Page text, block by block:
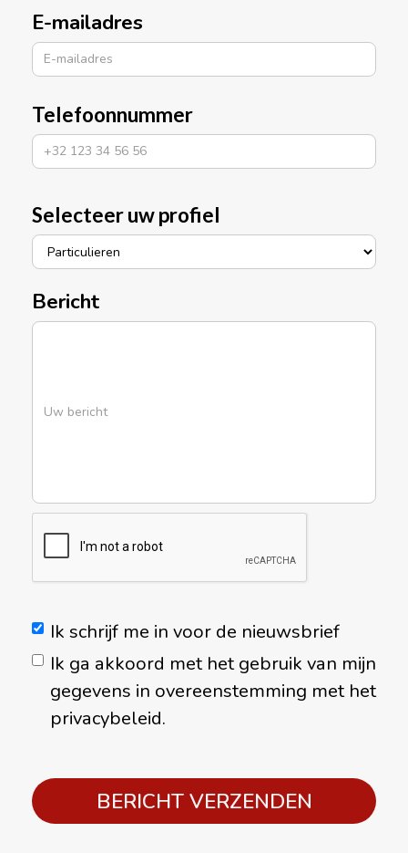
E-mailadres
Telefoonnummer
Selecteer uw profiel
Bericht
Ik schrijf me in voor de nieuwsbrief
Ik ga akkoord met het gebruik van mijn
gegevens in overeenstemming met het
privacybeleid.